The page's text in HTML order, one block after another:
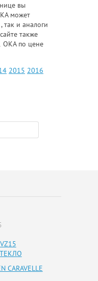
вы
может
и аналоги
также
ОКА по цене
2015 2016
CARAVELLE